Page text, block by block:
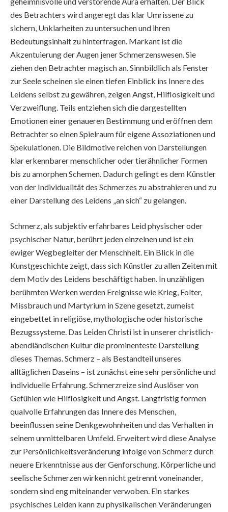
des Betrachters wird angeregt das klar Umrissene zu
sichern, Unklarheiten zu untersuchen und ihren
Bedeutungsinhalt zu hinterfragen. Markant ist die
Akzentuierung der Augen jener Schmerzenswesen. Sie
ziehen den Betrachter magisch an. Sinnbildlich als Fenster
zur Seele scheinen sie einen tiefen Einblick ins Innere des
Leidens selbst zu gewähren, zeigen Angst, Hilflosigkeit und
Verzweiflung. Teils entziehen sich die dargestellten
Emotionen einer genaueren Bestimmung und eröffnen dem
Betrachter so einen Spielraum für eigene Assoziationen und
Spekulationen. Die Bildmotive reichen von Darstellungen
klar erkennbarer menschlicher oder tierähnlicher Formen
bis zu amorphen Schemen. Dadurch gelingt es dem Künstler
von der Individualität des Schmerzes zu abstrahieren und zu
einer Darstellung des Leidens „an sich“ zu gelangen.
Schmerz, als subjektiv erfahrbares Leid physischer oder
psychischer Natur, berührt jeden einzelnen und ist ein
ewiger Wegbegleiter der Menschheit. Ein Blick in die
Kunstgeschichte zeigt, dass sich Künstler zu allen Zeiten mit
dem Motiv des Leidens beschäftigt haben. In unzähligen
berühmten Werken werden Ereignisse wie Krieg, Folter,
Missbrauch und Martyrium in Szene gesetzt, zumeist
eingebettet in religiöse, mythologische oder historische
Bezugssysteme. Das Leiden Christi ist in unserer christlich-
abendländischen Kultur die prominenteste Darstellung
dieses Themas. Schmerz – als Bestandteil unseres
alltäglichen Daseins – ist zunächst eine sehr persönliche und
individuelle Erfahrung. Schmerzreize sind Auslöser von
Gefühlen wie Hilflosigkeit und Angst. Langfristig formen
qualvolle Erfahrungen das Innere des Menschen,
beeinflussen seine Denkgewohnheiten und das Verhalten in
seinem unmittelbaren Umfeld. Erweitert wird diese Analyse
zur Persönlichkeitsveränderung infolge von Schmerz durch
neuere Erkenntnisse aus der Genforschung. Körperliche und
seelische Schmerzen wirken nicht getrennt voneinander,
sondern sind eng miteinander verwoben. Ein starkes
psychisches Leiden kann zu physikalischen Veränderungen